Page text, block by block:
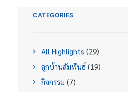
CATEGORIES
All Highlights (29)
ลูกบ้านสัมพันธ์ (19)
กิจกรรม (7)